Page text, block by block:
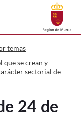
2004, de
Buscar
temas
que se crean y
sectorial de
24 de